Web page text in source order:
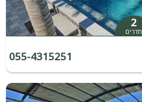
2
חדרים
055-4315251